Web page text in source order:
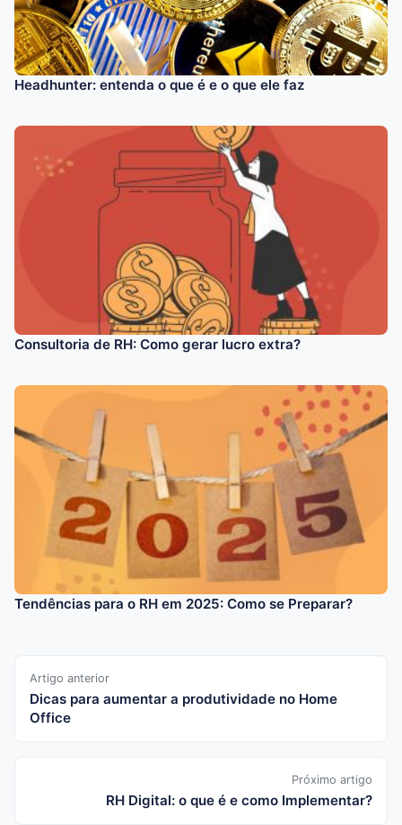
Headhunter: entenda o que é e o que ele faz
Consultoria de RH: Como gerar lucro extra?
Tendências para o RH em 2025: Como se Preparar?
Artigo anterior
Dicas para aumentar a produtividade no Home
Office
Próximo artigo
RH Digital: o que é e como Implementar?